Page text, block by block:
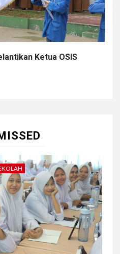
Ketua OSIS